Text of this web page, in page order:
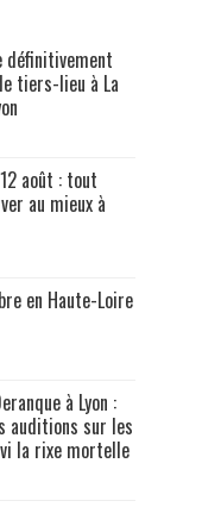
définitivement
tiers-lieu à La
août : tout
au mieux à
en Haute-Loire
à Lyon :
auditions sur les
la rixe mortelle